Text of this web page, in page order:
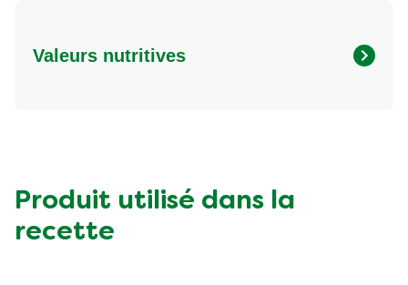
Valeurs nutritives
Carbohydrates (g)
Fat (g)
Fibre (g)
Produit utilisé dans la
recette